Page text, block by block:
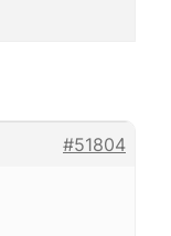
#51804